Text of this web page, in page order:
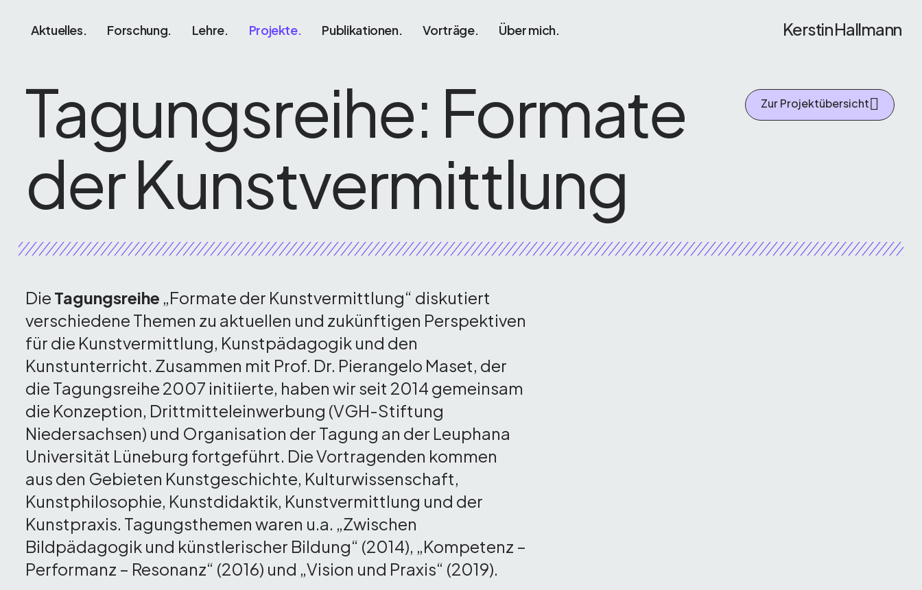
Kerstin Hallmann
Aktuelles. Forschung. Lehre. Projekte. Publikationen. Vorträge. Über mich.
Tagungsreihe: Formate
der Kunstvermittlung
Zur Projektübersicht
Die Tagungsreihe „Formate der Kunstvermittlung“ diskutiert
verschiedene Themen zu aktuellen und zukünftigen Perspektiven
für die Kunstvermittlung, Kunstpädagogik und den
Kunstunterricht. Zusammen mit Prof. Dr. Pierangelo Maset, der
die Tagungsreihe 2007 initiierte, haben wir seit 2014 gemeinsam
die Konzeption, Drittmitteleinwerbung (VGH-Stiftung
Niedersachsen) und Organisation der Tagung an der Leuphana
Universität Lüneburg fortgeführt. Die Vortragenden kommen
aus den Gebieten Kunstgeschichte, Kulturwissenschaft,
Kunstphilosophie, Kunstdidaktik, Kunstvermittlung und der
Kunstpraxis. Tagungsthemen waren u.a. „Zwischen
Bildpädagogik und künstlerischer Bildung“ (2014), „Kompetenz –
Performanz – Resonanz“ (2016) und „Vision und Praxis“ (2019).